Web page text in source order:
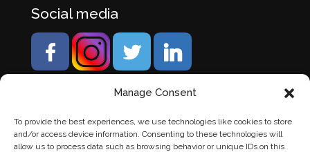
Manage Consent
To provide the best experiences, we use technologies like cookies to store
and/or access device information. Consenting to these technologies will
allow us to process data such as browsing behavior or unique IDs on this
Social media